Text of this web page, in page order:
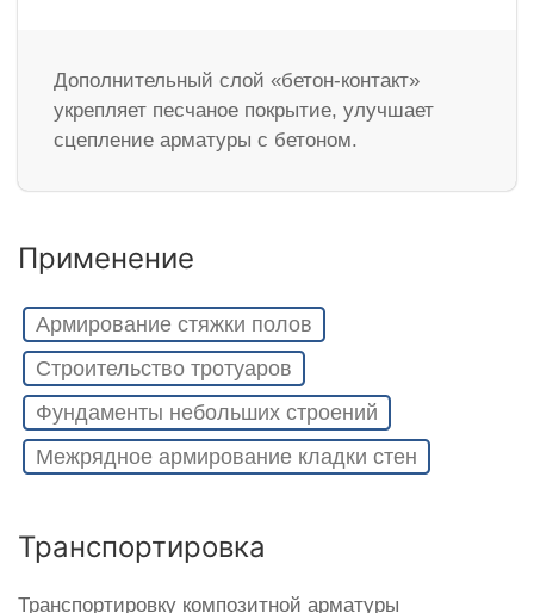
Дополнительный слой «бетон-контакт»
укрепляет песчаное покрытие, улучшает
сцепление арматуры с бетоном.
Применение
Армирование стяжки полов
Строительство тротуаров
Фундаменты небольших строений
Межрядное армирование кладки стен
Транспортировка
Транспортировку композитной арматуры